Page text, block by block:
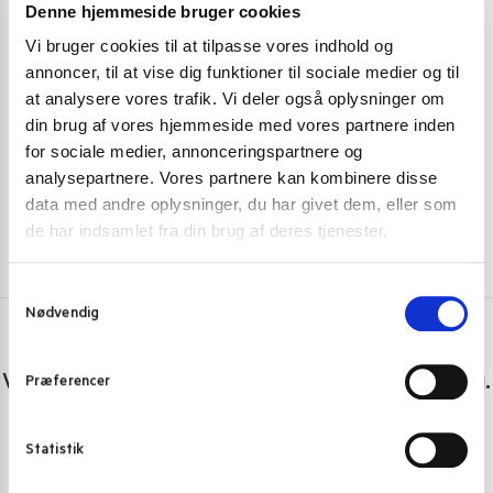
Denne hjemmeside bruger cookies
Vi bruger cookies til at tilpasse vores indhold og
annoncer, til at vise dig funktioner til sociale medier og til
at analysere vores trafik. Vi deler også oplysninger om
din brug af vores hjemmeside med vores partnere inden
for sociale medier, annonceringspartnere og
analysepartnere. Vores partnere kan kombinere disse
data med andre oplysninger, du har givet dem, eller som
de har indsamlet fra din brug af deres tjenester.
Nødvendig
Præferencer
Statistik
Frisk sator bønner (Stink beans) 100 g.
39,00kr.
Skriv mig op
Durian frugt
399,00
Vi er lige her. Kundeservice sidder klar til at hjælpe dig.